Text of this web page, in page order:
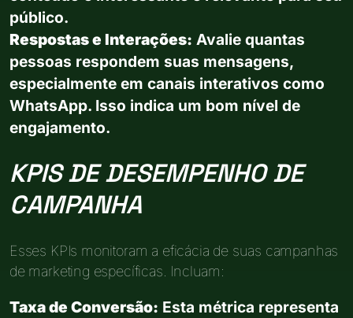
público.
Respostas e Interações: Avalie quantas
pessoas respondem suas mensagens,
especialmente em canais interativos como
WhatsApp. Isso indica um bom nível de
engajamento.
KPIS DE DESEMPENHO DE
CAMPANHA
Esses KPIs monitoram a eficácia de suas campanhas
de marketing específicas. Incluam:
Taxa de Conversão: Esta métrica representa